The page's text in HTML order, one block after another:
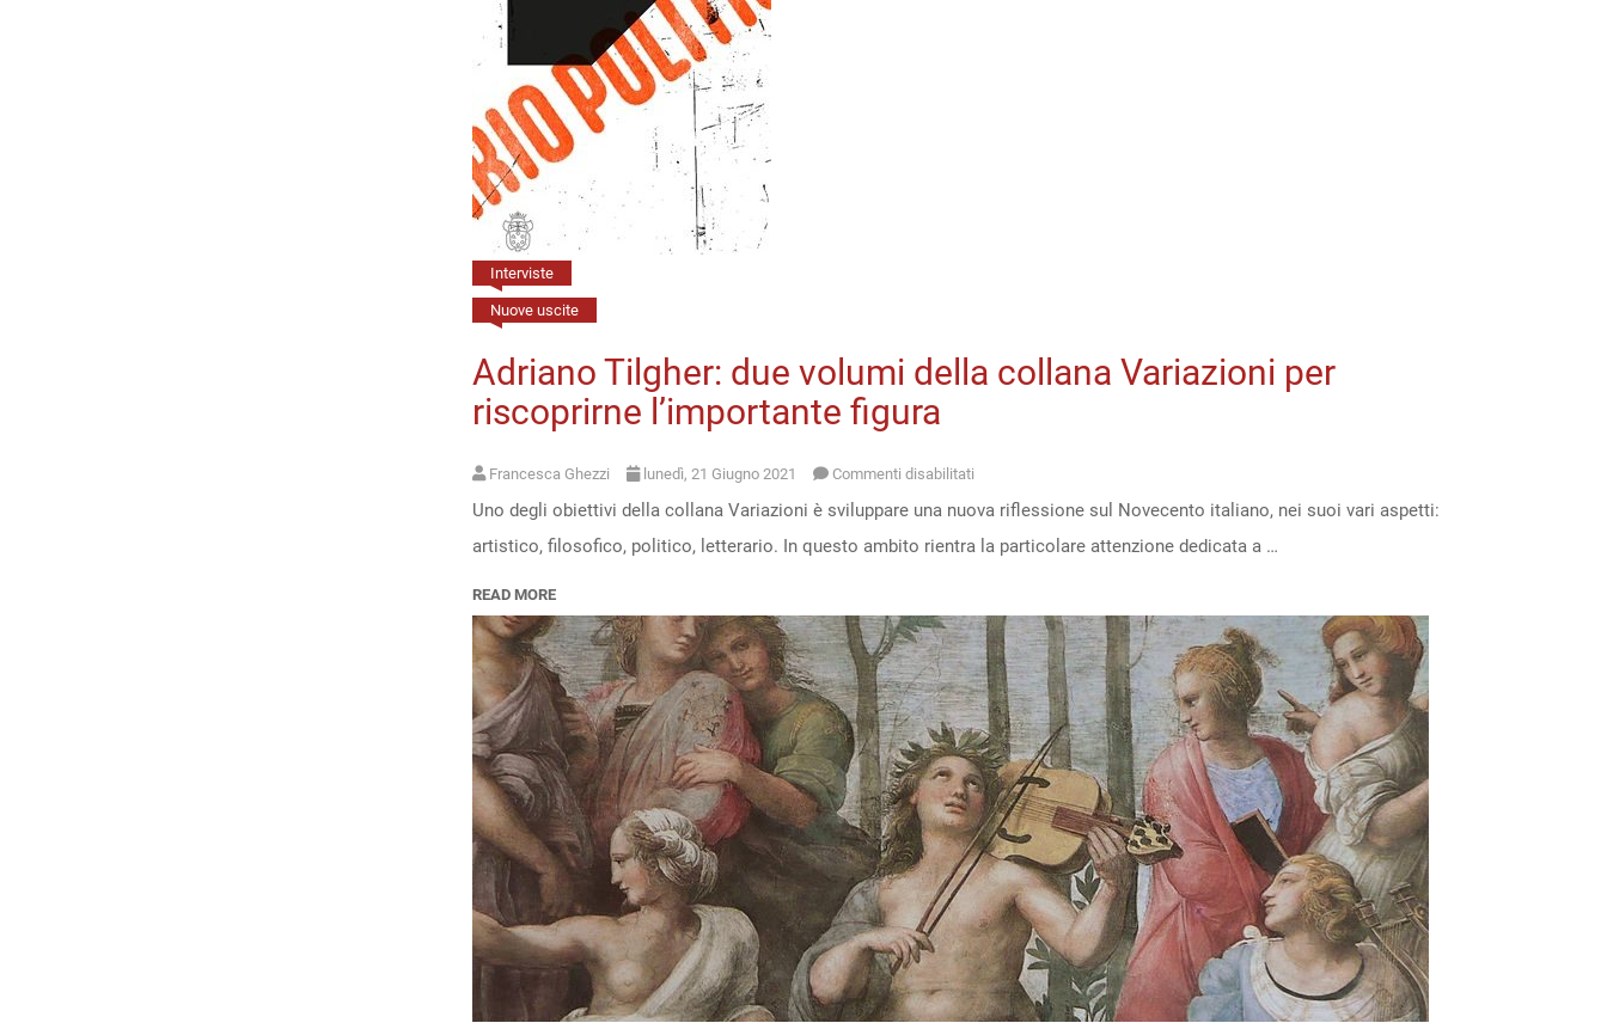
Interviste
Nuove uscite
Adriano Tilgher: due volumi della collana Variazioni per
riscoprirne l’importante figura
Francesca Ghezzi lunedì, 21 Giugno 2021 Commenti disabilitati
Adriano
Tilgher:
volumi
della
collana
Variazioni
per
riscoprirne
l’importante
figura
Uno degli obiettivi della collana Variazioni è sviluppare una nuova riflessione sul Novecento italiano, nei suoi vari aspetti:
artistico, filosofico, politico, letterario. In questo ambito rientra la particolare attenzione dedicata a …
READ MORE